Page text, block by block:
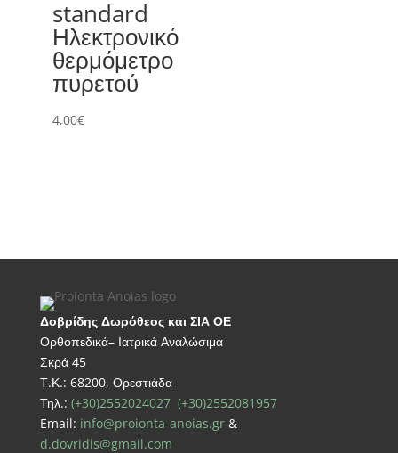
standard
Ηλεκτρονικό
θερμόμετρο
πυρετού
4,00€
Δοβρίδης Δωρόθεος και ΣΙΑ ΟΕ
Ορθοπεδικά– Ιατρικά Αναλώσιμα
Σκρά 45
Τ.Κ.: 68200, Ορεστιάδα
Τηλ.: (+30)2552024027 (+30)2552081957
Email: info@proionta-anoias.gr&
d.dovridis@gmail.com